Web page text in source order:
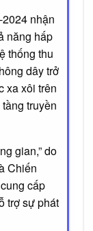
nhận
năng hấp
thống thu
dây trở
xa xôi trên
truyền
gian,” do
Chiến
cấp
trợ sự phát